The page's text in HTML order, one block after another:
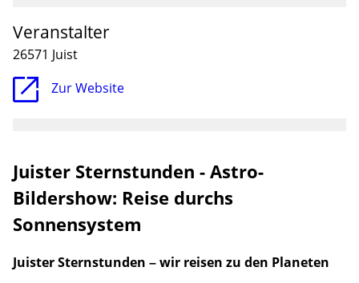
Juister Sternstunden - Astro-
Bildershow: Reise durchs
Sonnensystem
Juister Sternstunden – wir reisen zu den Planeten
Veranstalter
26571 Juist
Zur Website